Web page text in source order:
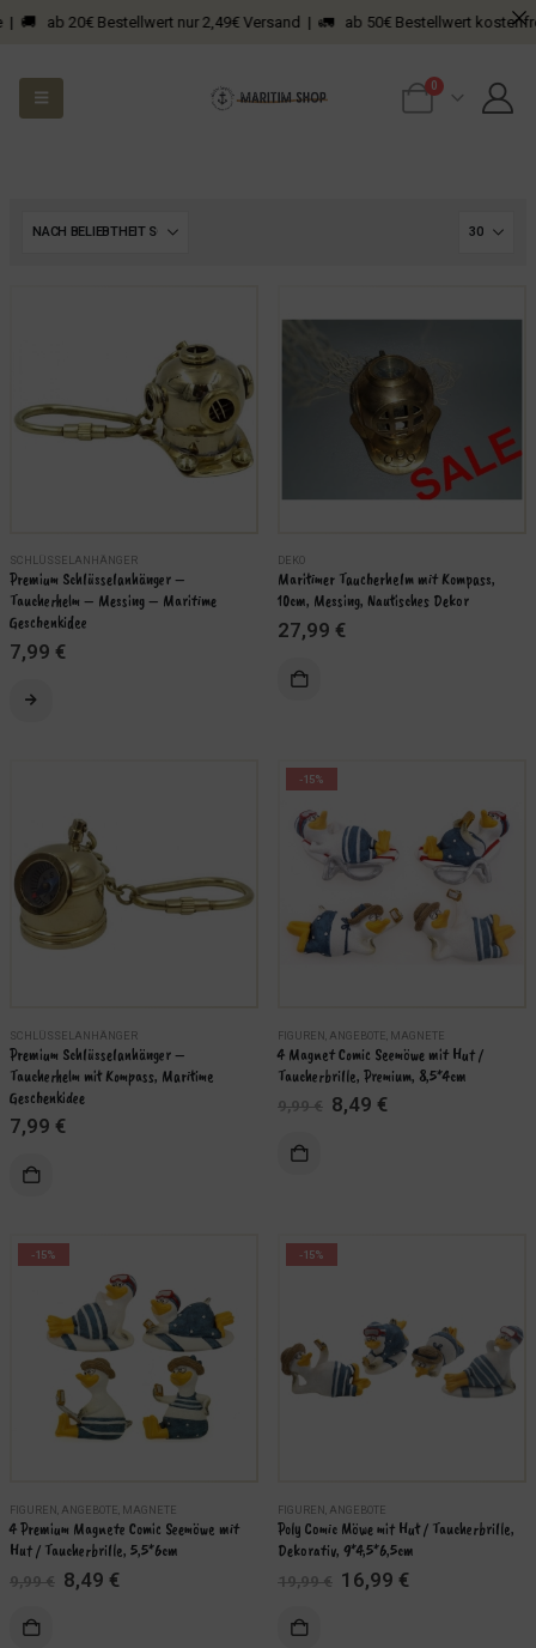
20€ Bestellwert nur 2,49€ Versand | 🚛 ab 50€ Bestellwert kostenfreier
0
SCHLÜSSELANHÄNGER
Premium Schlüsselanhänger –
Taucherhelm – Messing – Maritime
Geschenkidee
7,99 €
DEKO
Maritimer Taucherhelm mit Kompass,
10cm, Messing, Nautisches Dekor
27,99 €
SCHLÜSSELANHÄNGER
Premium Schlüsselanhänger –
Taucherhelm mit Kompass, Maritime
Geschenkidee
7,99 €
-15%
FIGUREN ANGEBOTE MAGNETE
4 Magnet Comic Seemöwe mit Hut /
Taucherbrille, Premium, 8,5*4cm
9,99€ Ursprünglicher
Preis
8,49 €Aktueller
-15%
FIGUREN ANGEBOTE MAGNETE
4 Premium Magnete Comic Seemöwe mit
Hut / Taucherbrille, 5,5*6cm
9,99€ Ursprünglicher
Preis
8,49 €Aktueller
-15%
FIGUREN ANGEBOTE
Poly Comic Möwe mit Hut / Taucherbrille,
Dekorativ, 9*4,5*6,5cm
19,99€ Ursprünglicher
Preis
16,99 €Aktueller